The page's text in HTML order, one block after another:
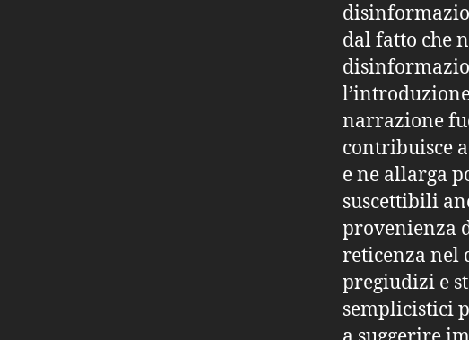
dal fatto che
narrazione
contribuisce
e ne allarga
suscettibili
provenienza
reticenza nel
pregiudizi e
semplicistici